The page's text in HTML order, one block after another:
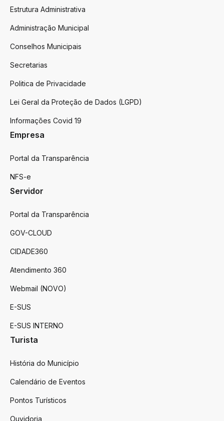
Estrutura Administrativa
Administração Municipal
Conselhos Municipais
Secretarias
Politica de Privacidade
Lei Geral da Proteção de Dados (LGPD)
Informações Covid 19
Empresa
Portal da Transparência
NFS-e
Servidor
Portal da Transparência
GOV-CLOUD
CIDADE360
Atendimento 360
Webmail (NOVO)
E-SUS
E-SUS INTERNO
Turista
História do Município
Calendário de Eventos
Pontos Turísticos
Ouvidoria